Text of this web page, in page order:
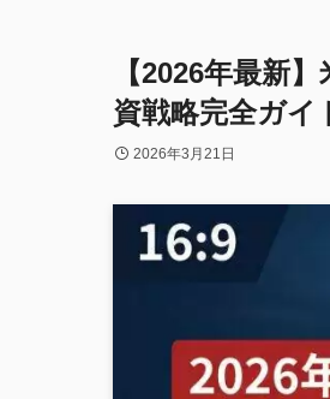
【2026年最新
資戦略完全ガイ
2026年3月21日